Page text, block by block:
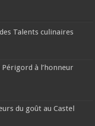
Talents culinaires
à l’honneur
du goût au Castel